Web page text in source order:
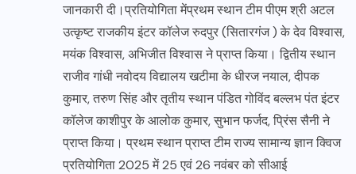
जानकारी दी।प्रतियोगिता मेंप्रथम स्थान टीम पीएम श्री अटल
उत्कृष्ट राजकीय इंटर कॉलेज रुदपुर (सितारगंज ) के देव विश्वास,
मयंक विश्वास, अभिजीत विश्वास ने प्राप्त किया। द्वितीय स्थान
राजीव गांधी नवोदय विद्यालय खटीमा के धीरज नयाल, दीपक
कुमार, तरुण सिंह और तृतीय स्थान पंडित गोविंद बल्लभ पंत इंटर
कॉलेज काशीपुर के आलोक कुमार, सुभान फर्जद, प्रिंस सैनी ने
प्राप्त किया। प्रथम स्थान प्राप्त टीम राज्य सामान्य ज्ञान क्विज
प्रतियोगिता 2025 में 25 एवं 26 नवंबर को सीआई